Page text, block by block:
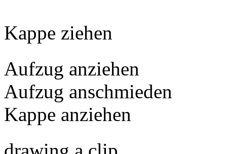
Kappe ziehen
Aufzug anziehen
Aufzug anschmieden
Kappe anziehen